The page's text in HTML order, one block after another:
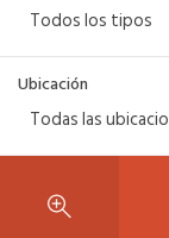
Todos los tipos
Ubicación
Todas las